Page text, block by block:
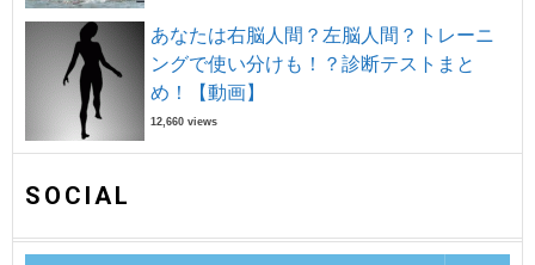
あなたは右脳人間？左脳人間？トレーニ
ングで使い分けも！？診断テストまと
め！【動画】
12,660 views
SOCIAL